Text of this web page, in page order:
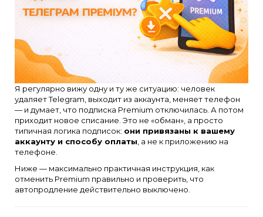
Я регулярно вижу одну и ту же ситуацию: человек
удаляет Telegram, выходит из аккаунта, меняет телефон
— и думает, что подписка Premium отключилась. А потом
приходит новое списание. Это не «обман», а просто
типичная логика подписок: они привязаны к вашему
аккаунту и способу оплаты, а не к приложению на
телефоне.
Ниже — максимально практичная инструкция, как
отменить Premium правильно и проверить, что
автопродление действительно выключено.